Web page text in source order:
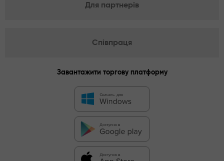
Для партнерів
Співпраця
Завантажити торгову платформу